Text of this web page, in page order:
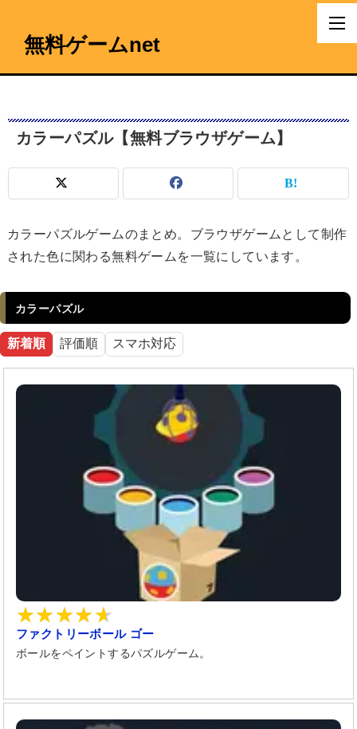
無料ゲームnet
カラーパズル【無料ブラウザゲーム】
カラーパズルゲームのまとめ。ブラウザゲームとして制作
された色に関わる無料ゲームを一覧にしています。
カラーパズル
新着順 評価順 スマホ対応
ファクトリーボール ゴー
ボールをペイントするパズルゲーム。